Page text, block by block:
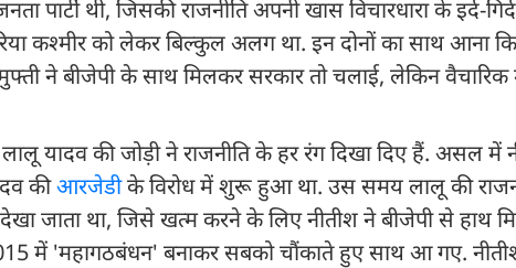
थी, जिसकी राजनीति अपनी खास विचारधारा के इर्द-
कश्मीर को लेकर बिल्कुल अलग था. इन दोनों का साथ आना
ने बीजेपी के साथ मिलकर सरकार तो चलाई, लेकिन
लालू यादव की जोड़ी ने राजनीति के हर रंग दिखा दिए हैं. असल में
कीआरजेडीके विरोध में शुरू हुआ था. उस समय लालू की
था, जिसे खत्म करने के लिए नीतीश ने बीजेपी से हाथ
में 'महागठबंधन' बनाकर सबको चौंकाते हुए साथ आ गए.